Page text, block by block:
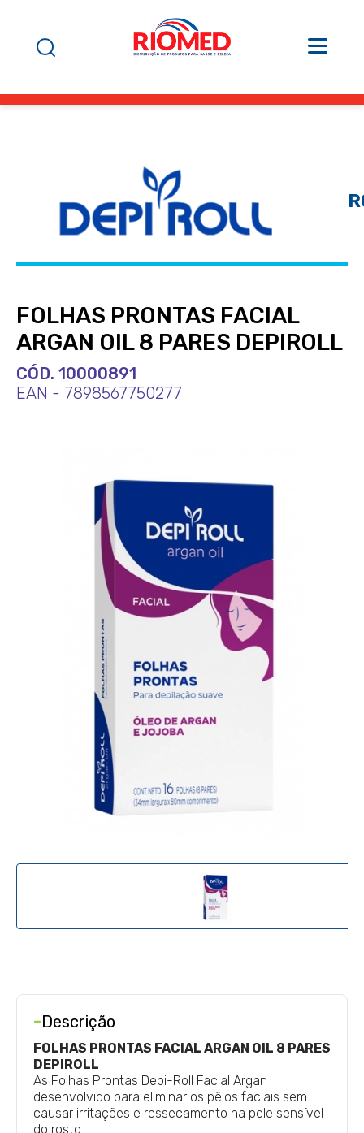
FOLHAS PRONTAS FACIAL
ARGAN OIL 8 PARES DEPIROLL
CÓD. 10000891
EAN - 7898567750277
-Descrição
FOLHAS PRONTAS FACIAL ARGAN OIL 8 PARES
DEPIROLL
As Folhas Prontas Depi-Roll Facial Argan
desenvolvido para eliminar os pêlos faciais sem
causar irritações e ressecamento na pele sensível
do rosto.